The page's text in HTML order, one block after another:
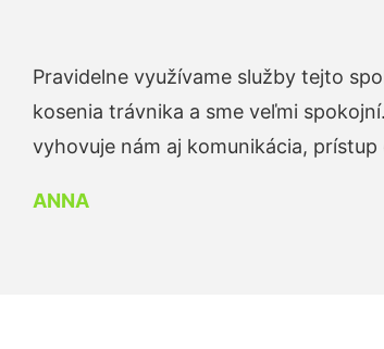
Pravidelne využívame služby tejto
kosenia trávnika a sme veľmi
vyhovuje nám aj komunikácia,
ANNA